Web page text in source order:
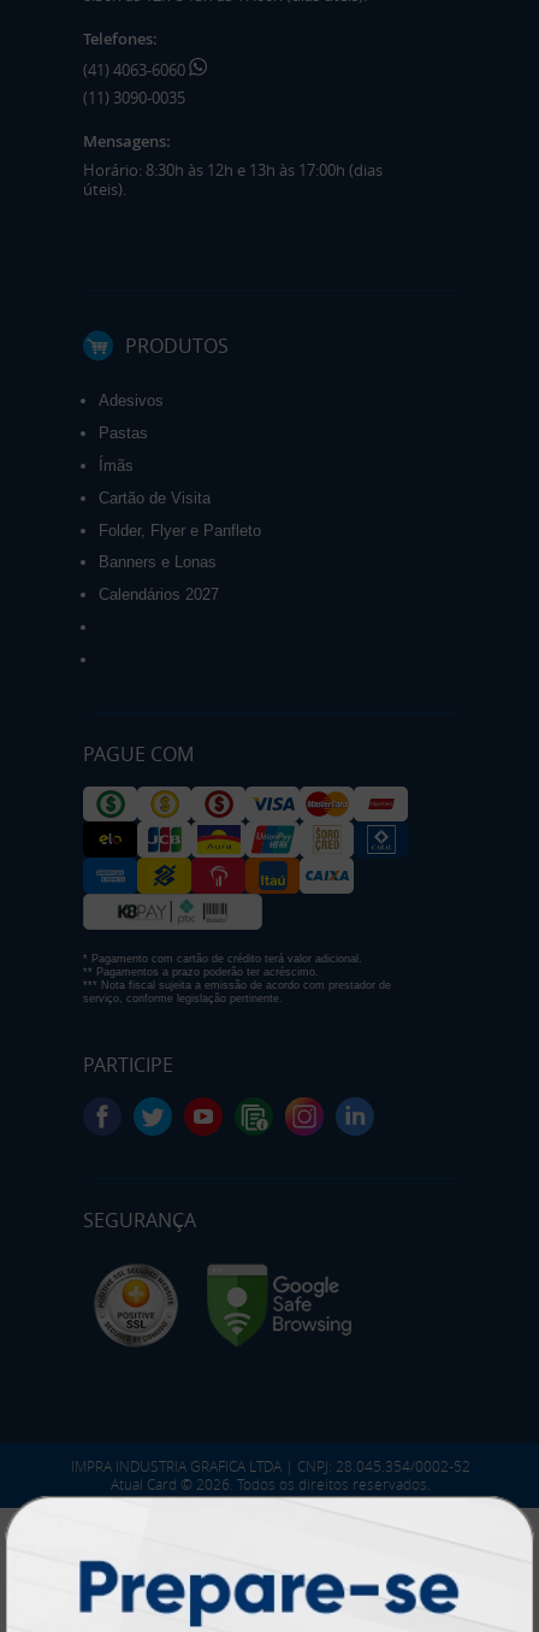
Telefones:
(41) 4063-6060
(11) 3090-0035
Mensagens:
Horário: 8:30h às 12h e 13h às 17:00h (dias
úteis).
PRODUTOS
Adesivos
Pastas
Ímãs
Cartão de Visita
Folder, Flyer e Panfleto
Banners e Lonas
Calendários 2027
PAGUE COM
* Pagamento com cartão de crédito terá valor adicional.
** Pagamentos a prazo poderão ter acréscimo.
*** Nota fiscal sujeita a emissão de acordo com prestador de
serviço, conforme legislação pertinente.
PARTICIPE
SEGURANÇA
IMPRA INDUSTRIA GRAFICA LTDA | CNPJ: 28.045.354/0002-52
Atual Card © 2026. Todos os direitos reservados.
Atual Card: A Gráfica Pioneira em
Personalização Online